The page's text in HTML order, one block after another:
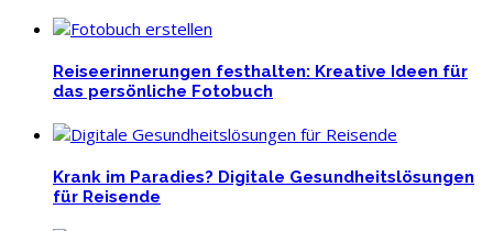
Reiseerinnerungen festhalten: Kreative Ideen für
das persönliche Fotobuch
Krank im Paradies? Digitale Gesundheitslösungen
für Reisende